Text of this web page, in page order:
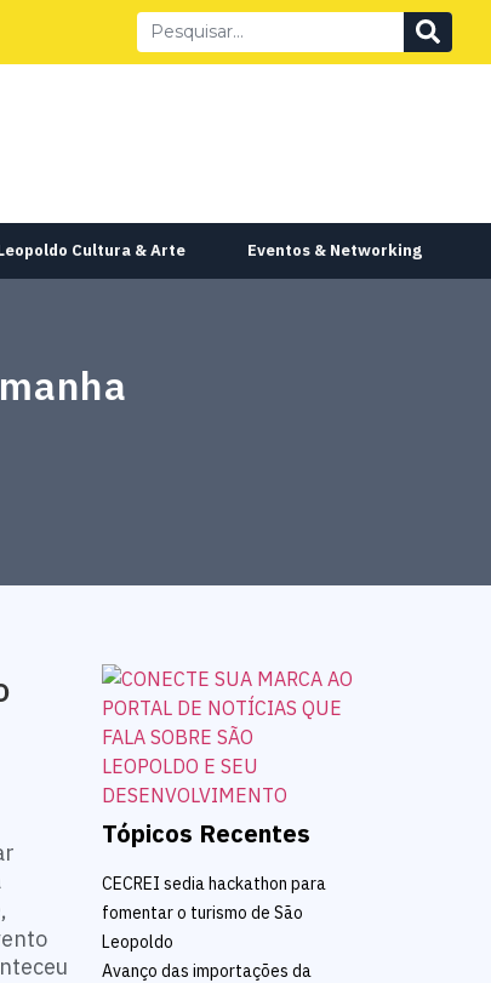
Cultura & Arte Eventos & Networking
Tópicos Recentes
CECREI sedia hackathon para
fomentar o turismo de São
Leopoldo
Avanço das importações da